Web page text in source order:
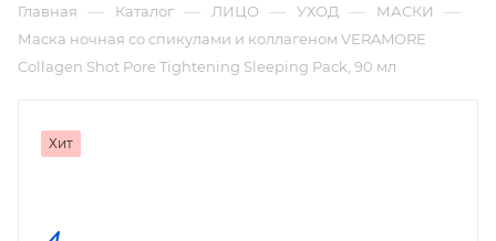
Главная — Каталог — ЛИЦО — УХОД — МАСКИ —
Маска ночная со спикулами и коллагеном VERAMORE
Collagen Shot Pore Tightening Sleeping Pack, 90 мл
Хит